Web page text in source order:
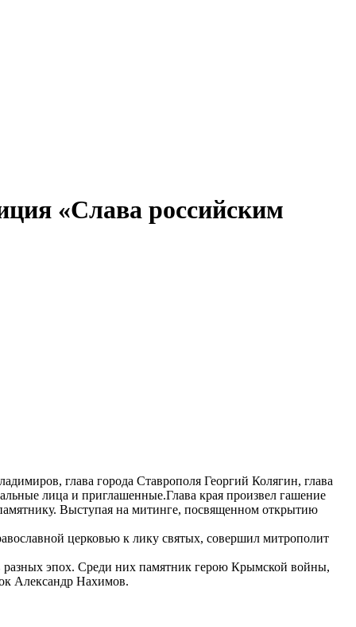
«Слава российским
глава города Ставрополя Георгий Колягин, глава
лица и приглашенные.Глава края произвел гашение
Выступая на митинге, посвященном открытию
церковью к лику святых, совершил митрополит
разных эпох. Среди них памятник герою Крымской войны,
Александр Нахимов.